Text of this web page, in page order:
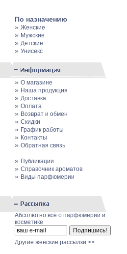
По назначению
» Женские
» Мужские
» Детские
» Унисекс
» О магазине
» Наша продукция
» Доставка
» Оплата
» Возврат и обмен
» Скидки
» График работы
» Контакты
» Обратная связь
» Публикации
» Cправочник ароматов
» Виды парфюмерии
Абсолютно всё о парфюмерии и
косметике
Другие женские рассылки >>